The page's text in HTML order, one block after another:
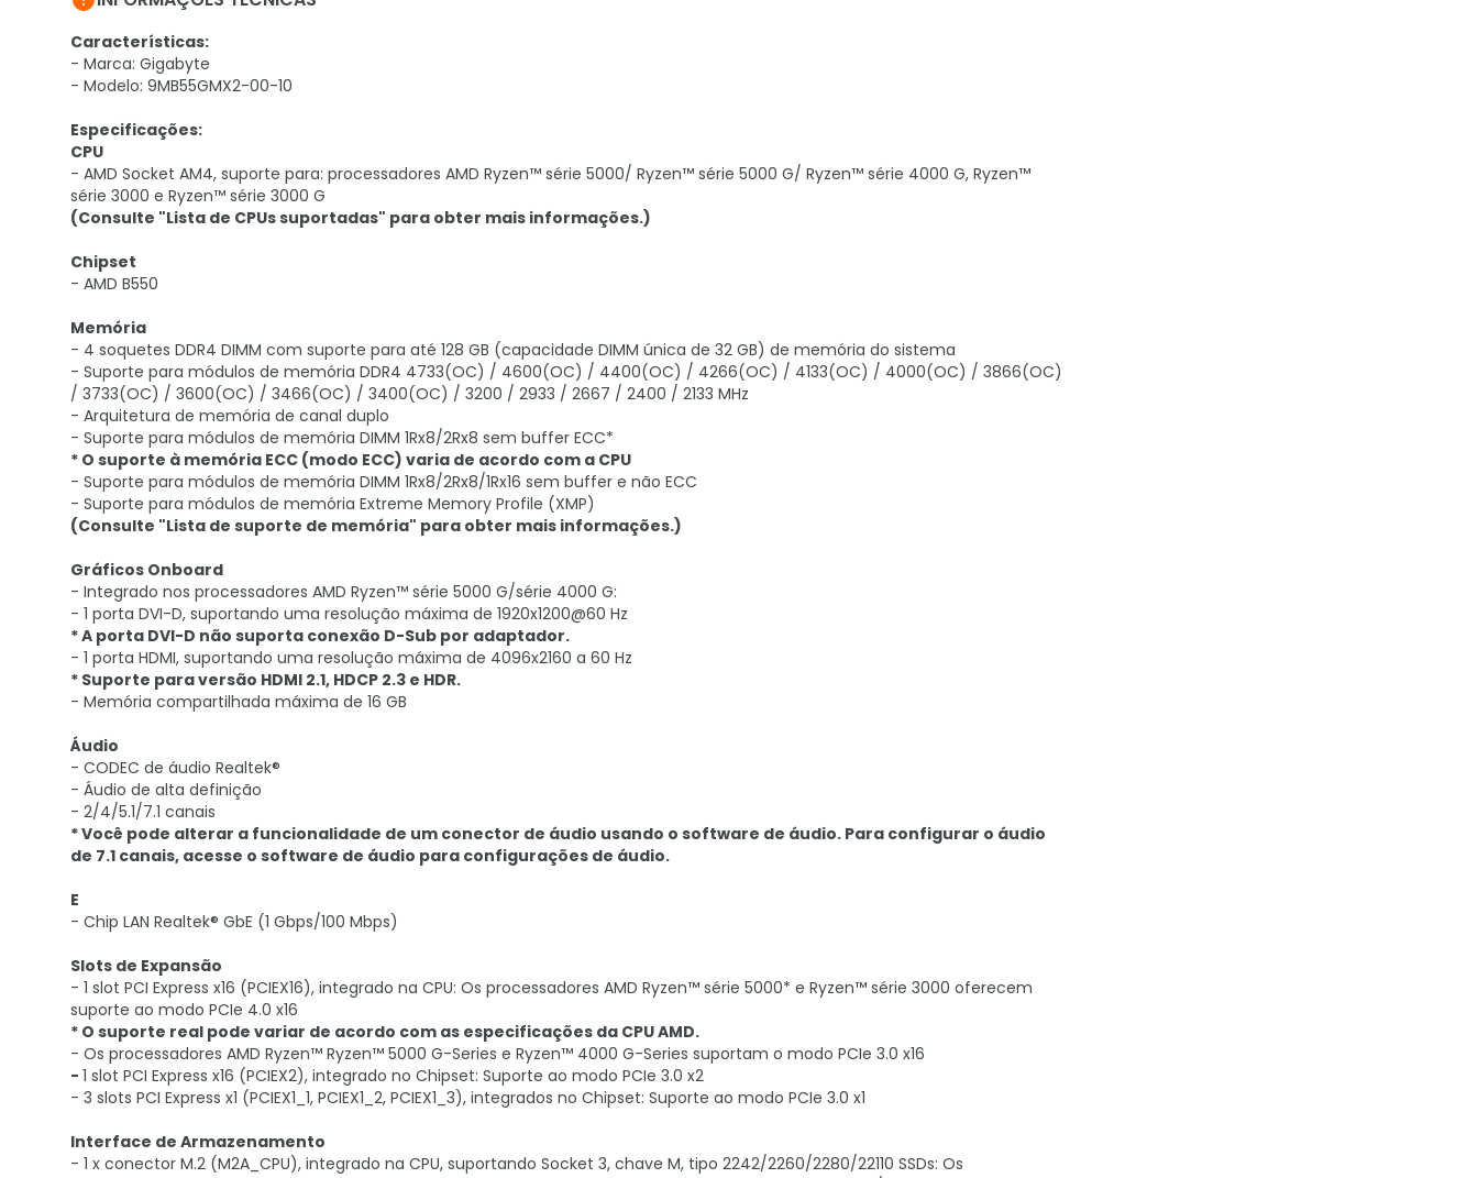
Características:
- Marca: Gigabyte
- Modelo: 9MB55GMX2-00-10
Especificações:
CPU
- AMD Socket AM4, suporte para: processadores AMD Ryzen™ série 5000/ Ryzen™ série 5000 G/ Ryzen™ série 4000 G, Ryzen™
série 3000 e Ryzen™ série 3000 G
(Consulte "Lista de CPUs suportadas" para obter mais informações.)
Chipset
- AMD B550
Memória
- 4 soquetes DDR4 DIMM com suporte para até 128 GB (capacidade DIMM única de 32 GB) de memória do sistema
- Suporte para módulos de memória DDR4 4733(OC) / 4600(OC) / 4400(OC) / 4266(OC) / 4133(OC) / 4000(OC) / 3866(OC)
/ 3733(OC) / 3600(OC) / 3466(OC) / 3400(OC) / 3200 / 2933 / 2667 / 2400 / 2133 MHz
- Arquitetura de memória de canal duplo
- Suporte para módulos de memória DIMM 1Rx8/2Rx8 sem buffer ECC*
* O suporte à memória ECC (modo ECC) varia de acordo com a CPU
- Suporte para módulos de memória DIMM 1Rx8/2Rx8/1Rx16 sem buffer e não ECC
- Suporte para módulos de memória Extreme Memory Profile (XMP)
(Consulte "Lista de suporte de memória" para obter mais informações.)
Gráficos Onboard
- Integrado nos processadores AMD Ryzen™ série 5000 G/série 4000 G:
- 1 porta DVI-D, suportando uma resolução máxima de 1920x1200@60 Hz
* A porta DVI-D não suporta conexão D-Sub por adaptador.
- 1 porta HDMI, suportando uma resolução máxima de 4096x2160 a 60 Hz
* Suporte para versão HDMI 2.1, HDCP 2.3 e HDR.
- Memória compartilhada máxima de 16 GB
Áudio
- CODEC de áudio Realtek®
- Áudio de alta definição
- 2/4/5.1/7.1 canais
* Você pode alterar a funcionalidade de um conector de áudio usando o software de áudio. Para configurar o áudio
de 7.1 canais, acesse o software de áudio para configurações de áudio.
E
- Chip LAN Realtek® GbE (1 Gbps/100 Mbps)
Slots de Expansão
- 1 slot PCI Express x16 (PCIEX16), integrado na CPU: Os processadores AMD Ryzen™ série 5000* e Ryzen™ série 3000 oferecem
suporte ao modo PCIe 4.0 x16
* O suporte real pode variar de acordo com as especificações da CPU AMD.
- Os processadores AMD Ryzen™ Ryzen™ 5000 G-Series e Ryzen™ 4000 G-Series suportam o modo PCIe 3.0 x16
- 1 slot PCI Express x16 (PCIEX2), integrado no Chipset: Suporte ao modo PCIe 3.0 x2
- 3 slots PCI Express x1 (PCIEX1_1, PCIEX1_2, PCIEX1_3), integrados no Chipset: Suporte ao modo PCIe 3.0 x1
Interface de Armazenamento
- 1 x conector M.2 (M2A_CPU), integrado na CPU, suportando Socket 3, chave M, tipo 2242/2260/2280/22110 SSDs: Os